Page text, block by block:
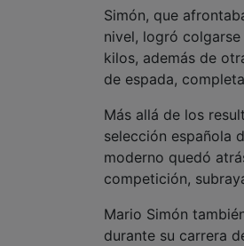
Simón, que
nivel, logró
kilos, además de
de espada,
Más allá de los
selección española
moderno quedó
competición,
Mario Simón
durante su carrera